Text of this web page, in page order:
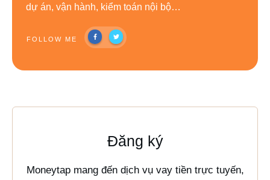
dự án, vận hành, kiểm toán nội bộ…
FOLLOW ME
Đăng ký
Moneytap mang đến dịch vụ vay tiền trực tuyến,